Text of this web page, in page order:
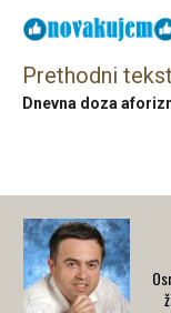
Prethodni tekst
Dnevna doza